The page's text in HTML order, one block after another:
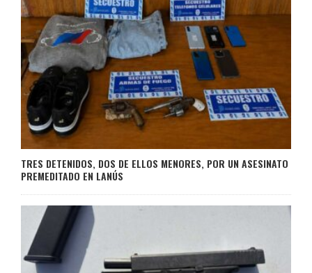
TRES DETENIDOS, DOS DE ELLOS MENORES, POR UN ASESINATO
PREMEDITADO EN LANÚS